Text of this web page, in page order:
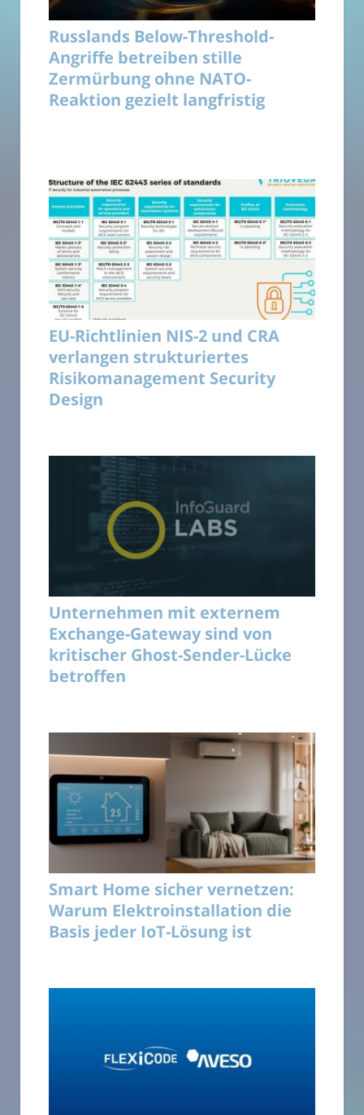
Russlands Below-Threshold-
Angriffe betreiben stille
Zermürbung ohne NATO-
Reaktion gezielt langfristig
EU-Richtlinien NIS-2 und CRA
verlangen strukturiertes
Risikomanagement Security
Design
Unternehmen mit externem
Exchange-Gateway sind von
kritischer Ghost-Sender-Lücke
betroffen
Smart Home sicher vernetzen:
Warum Elektroinstallation die
Basis jeder IoT-Lösung ist